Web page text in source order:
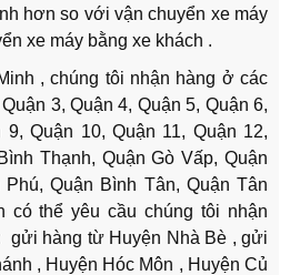
hơn so với vận chuyển xe máy
xe máy bằng xe khách .
, chúng tôi nhận hàng ở các
3, Quận 4, Quận 5, Quận 6,
Quận 10, Quận 11, Quận 12,
Thạnh, Quận Gò Vấp, Quận
Quận Bình Tân, Quận Tân
có thể yêu cầu chúng tôi nhận
gửi hàng từ Huyện Nhà Bè , gửi
, Huyện Hóc Môn , Huyện Củ